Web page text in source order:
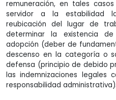
remuneración, en tales
servidor a la estabilidad
reubicación del lugar de
determinar la existencia
adopción (deber de
descenso en la categoría o
defensa (principio de debido
las indemnizaciones legales
responsabilidad administrativa).